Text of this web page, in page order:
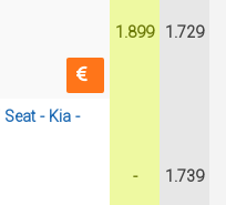
1.899 1.729
- Kia -
- 1.739